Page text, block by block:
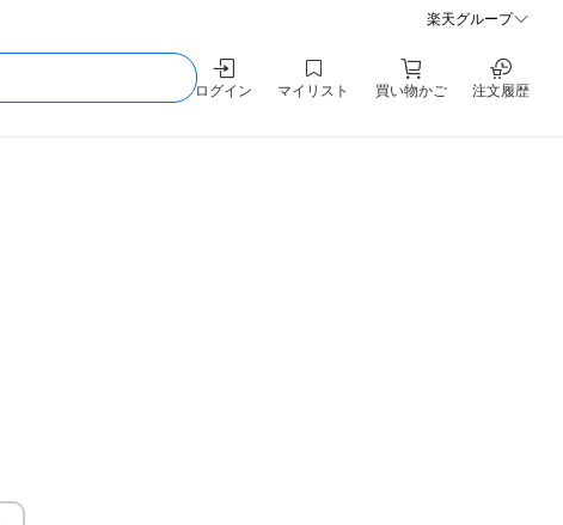
楽天グループ
ログイン マイリスト 買い物かご 注文履歴